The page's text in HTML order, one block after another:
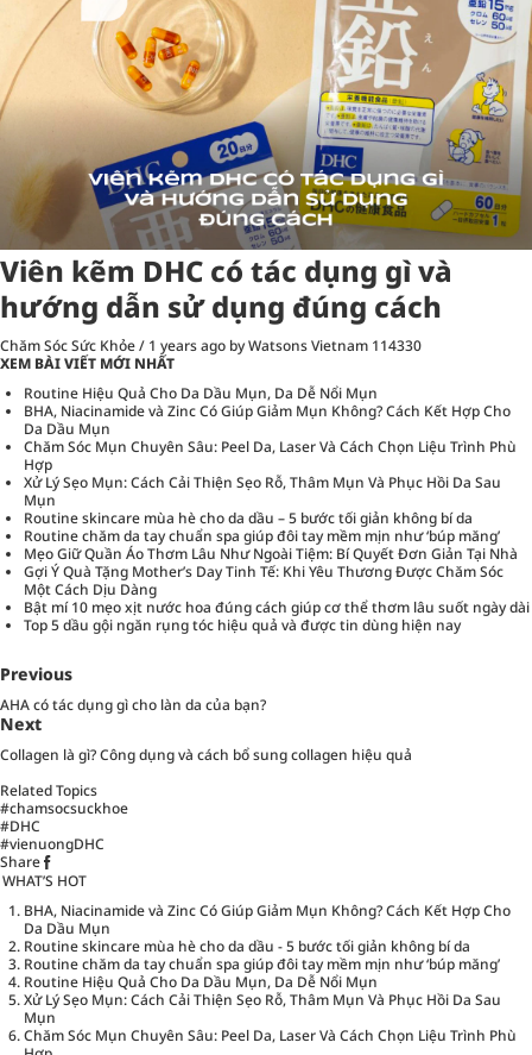
Viên kẽm DHC có tác dụng gì và
hướng dẫn sử dụng đúng cách
Chăm Sóc Sức Khỏe/ 1 years ago by Watsons Vietnam 114330
XEM BÀI VIẾT MỚI NHẤT
Routine Hiệu Quả Cho Da Dầu Mụn, Da Dễ Nổi Mụn
BHA, Niacinamide và Zinc Có Giúp Giảm Mụn Không? Cách Kết Hợp Cho
Da Dầu Mụn
Chăm Sóc Mụn Chuyên Sâu: Peel Da, Laser Và Cách Chọn Liệu Trình Phù
Hợp
Xử Lý Sẹo Mụn: Cách Cải Thiện Sẹo Rỗ, Thâm Mụn Và Phục Hồi Da Sau
Mụn
Routine skincare mùa hè cho da dầu – 5 bước tối giản không bí da
Routine chăm da tay chuẩn spa giúp đôi tay mềm mịn như ‘búp măng’
Mẹo Giữ Quần Áo Thơm Lâu Như Ngoài Tiệm: Bí Quyết Đơn Giản Tại Nhà
Gợi Ý Quà Tặng Mother’s Day Tinh Tế: Khi Yêu Thương Được Chăm Sóc
Một Cách Dịu Dàng
Bật mí 10 mẹo xịt nước hoa đúng cách giúp cơ thể thơm lâu suốt ngày dài
Top 5 dầu gội ngăn rụng tóc hiệu quả và được tin dùng hiện nay
Previous
AHA có tác dụng gì cho làn da của bạn?
Next
Collagen là gì? Công dụng và cách bổ sung collagen hiệu quả
Related Topics
#chamsocsuckhoe
#DHC
#vienuongDHC
Share
WHAT’S HOT
BHA, Niacinamide và Zinc Có Giúp Giảm Mụn Không? Cách Kết Hợp Cho
Da Dầu Mụn
Routine skincare mùa hè cho da dầu - 5 bước tối giản không bí da
Routine chăm da tay chuẩn spa giúp đôi tay mềm mịn như ‘búp măng’
Routine Hiệu Quả Cho Da Dầu Mụn, Da Dễ Nổi Mụn
Xử Lý Sẹo Mụn: Cách Cải Thiện Sẹo Rỗ, Thâm Mụn Và Phục Hồi Da Sau
Mụn
Chăm Sóc Mụn Chuyên Sâu: Peel Da, Laser Và Cách Chọn Liệu Trình Phù